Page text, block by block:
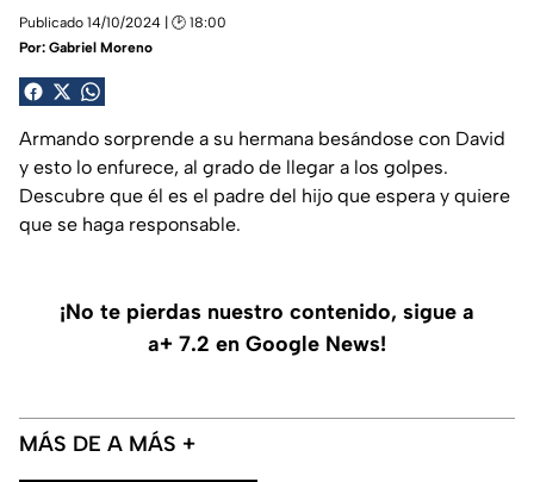
Publicado 14/10/2024 | 🕑 18:00
Por: Gabriel Moreno
Armando sorprende a su hermana besándose con David
y esto lo enfurece, al grado de llegar a los golpes.
Descubre que él es el padre del hijo que espera y quiere
que se haga responsable.
¡No te pierdas nuestro contenido, sigue a
a+ 7.2 en Google News!
MÁS DE A MÁS +